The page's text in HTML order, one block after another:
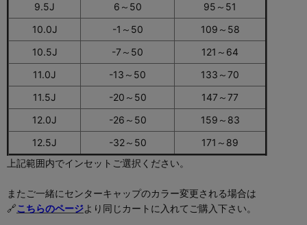
9.5J
6～50
95～51
10.0J
-1～50
109～58
10.5J
-7～50
121～64
11.0J
-13～50
133～70
11.5J
-20～50
147～77
12.0J
-26～50
159～83
12.5J
-32～50
171～89
上記範囲内でインセットご選択ください。
またご一緒にセンターキャップのカラー変更される場合は
🔗こちらのページより同じカートに入れてご購入下さい。